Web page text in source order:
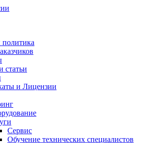
статьи
и Лицензии
Сервис
Обучение технических специалистов